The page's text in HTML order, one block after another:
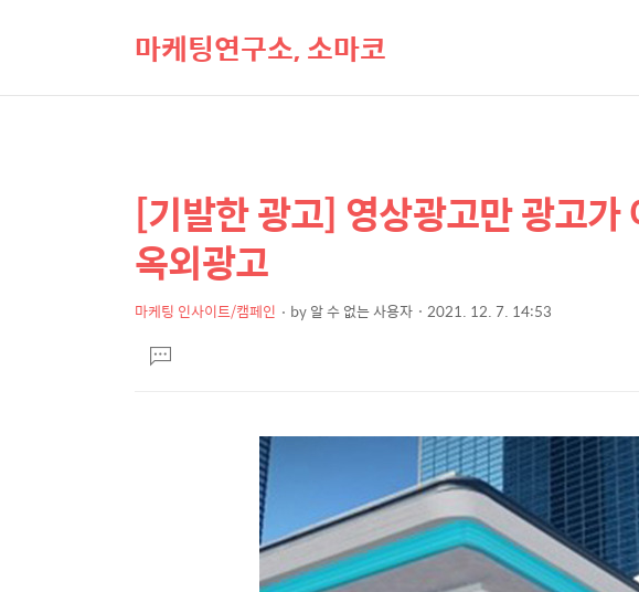
마케팅연구소, 소마코
상
세
컨
텐
본
문
제
[기발한 광고] 영상광고만 광고
옥외광고
마케팅 인사이트/캠페인 by알 수 없는 사용자 2021. 12. 7. 14:53
문댓
글